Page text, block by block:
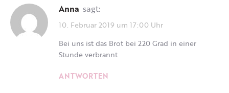
Anna sagt:
10. Februar 2019 um 17:00 Uhr
Bei uns ist das Brot bei 220 Grad in einer
Stunde verbrannt
ANTWORTEN